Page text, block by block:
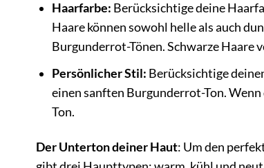
Haarfarbe: Berücksichtige deine
Haare können sowohl helle als auch
Burgunderrot-Tönen. Schwarze Haare
Persönlicher Stil: Berücksichtige
einen sanften Burgunderrot-Ton.
Ton.
Der Unterton deiner Haut: Um den